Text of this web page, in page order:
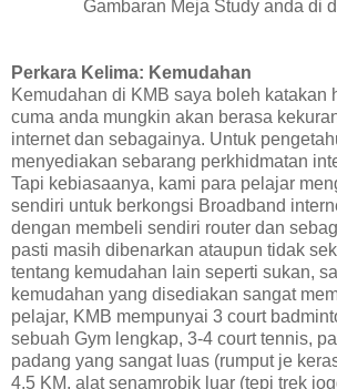
Gambaran Meja Study anda di
Perkara Kelima: Kemudahan
Kemudahan di KMB saya boleh katakan
cuma anda mungkin akan berasa
internet dan sebagainya. Untuk
menyediakan sebarang perkhidmatan
Tapi kebiasaanya, kami para pelajar
sendiri untuk berkongsi Broadband
dengan membeli sendiri router dan
pasti masih dibenarkan ataupun tidak
tentang kemudahan lain seperti sukan,
kemudahan yang disediakan sangat
pelajar, KMB mempunyai 3 court
sebuah Gym lengkap, 3-4 court tennis,
padang yang sangat luas (rumput je
4.5 KM, alat senamrobik luar (tepi trek